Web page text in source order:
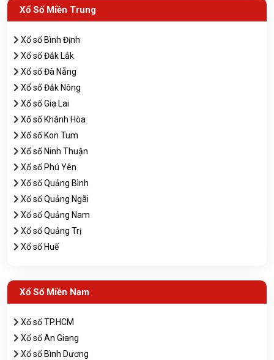
Xổ Số Miền Trung
Xổ số Bình Định
Xổ số Đắk Lắk
Xổ số Đà Nẵng
Xổ số Đắk Nông
Xổ số Gia Lai
Xố số Khánh Hòa
Xổ số Kon Tum
Xổ số Ninh Thuận
Xổ số Phú Yên
Xổ số Quảng Bình
Xổ số Quảng Ngãi
Xổ số Quảng Nam
Xổ số Quảng Trị
Xổ số Huế
Xổ Số Miền Nam
Xổ số TP.HCM
Xổ số An Giang
Xổ số Bình Dương